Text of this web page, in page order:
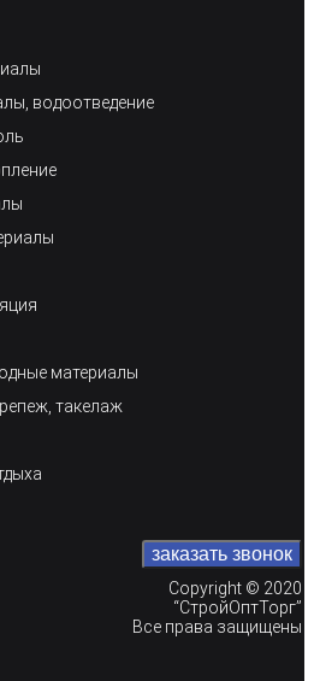
водоотведение
материалы
такелаж
Copyright © 2020
“СтройОптТорг”
Все права защищены